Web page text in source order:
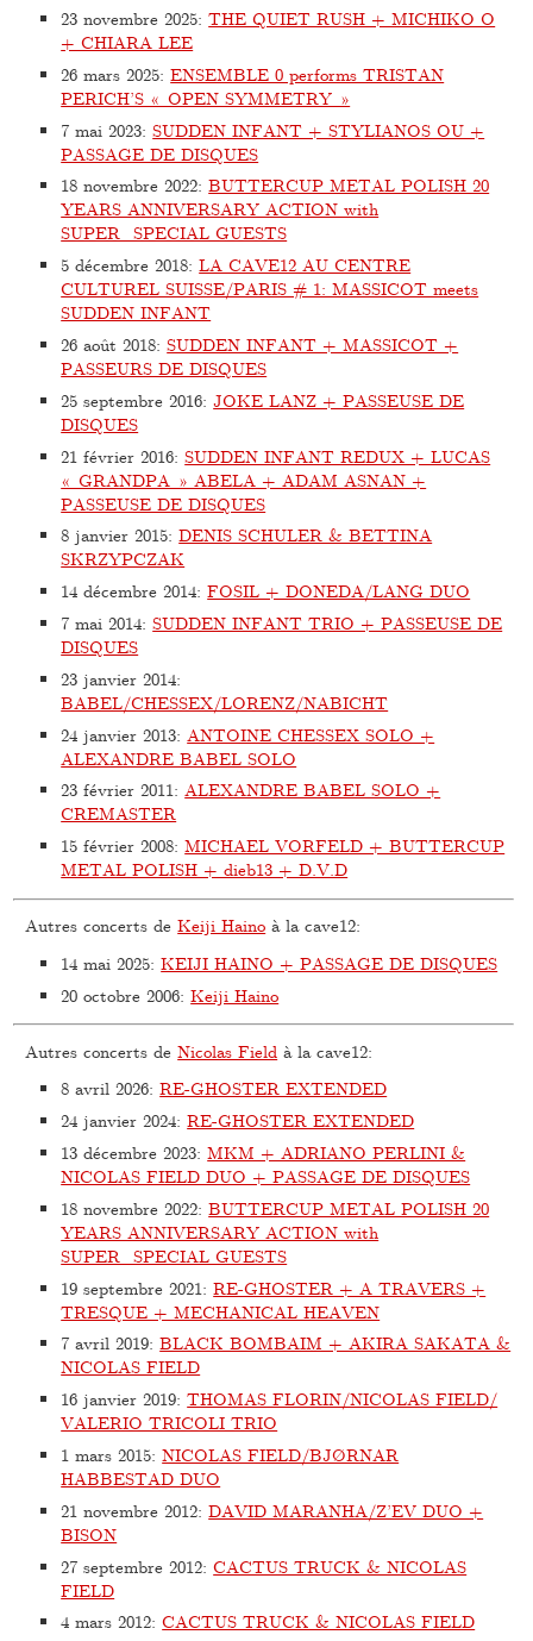
23 novembre 2025:THE QUIET RUSH + MICHIKO O
+ CHIARA LEE
26 mars 2025:ENSEMBLE 0 performs TRISTAN
PERICH’S « OPEN SYMMETRY »
7 mai 2023:SUDDEN INFANT + STYLIANOS OU +
PASSAGE DE DISQUES
18 novembre 2022:BUTTERCUP METAL POLISH 20
YEARS ANNIVERSARY ACTION with
SUPER_SPECIAL GUESTS
5 décembre 2018:LA CAVE12 AU CENTRE
CULTUREL SUISSE/PARIS # 1: MASSICOT meets
SUDDEN INFANT
26 août 2018:SUDDEN INFANT + MASSICOT +
PASSEURS DE DISQUES
25 septembre 2016:JOKE LANZ + PASSEUSE DE
DISQUES
21 février 2016:SUDDEN INFANT REDUX + LUCAS
« GRANDPA » ABELA + ADAM ASNAN +
PASSEUSE DE DISQUES
8 janvier 2015:DENIS SCHULER & BETTINA
SKRZYPCZAK
14 décembre 2014:FOSIL + DONEDA/LANG DUO
7 mai 2014:SUDDEN INFANT TRIO + PASSEUSE DE
DISQUES
23 janvier 2014:
BABEL/CHESSEX/LORENZ/NABICHT
24 janvier 2013: ANTOINE CHESSEX SOLO +
ALEXANDRE BABEL SOLO
23 février 2011:ALEXANDRE BABEL SOLO +
CREMASTER
15 février 2008:MICHAEL VORFELD + BUTTERCUP
METAL POLISH + dieb13 + D.V.D
Autres concerts deKeiji Haino à la cave12:
14 mai 2025:KEIJI HAINO + PASSAGE DE DISQUES
20 octobre 2006:Keiji Haino
Autres concerts deNicolas Field à la cave12:
8 avril 2026:RE-GHOSTER EXTENDED
24 janvier 2024:RE-GHOSTER EXTENDED
13 décembre 2023:MKM + ADRIANO PERLINI &
NICOLAS FIELD DUO + PASSAGE DE DISQUES
18 novembre 2022:BUTTERCUP METAL POLISH 20
YEARS ANNIVERSARY ACTION with
SUPER_SPECIAL GUESTS
19 septembre 2021:RE-GHOSTER + A TRAVERS +
TRESQUE + MECHANICAL HEAVEN
7 avril 2019:BLACK BOMBAIM + AKIRA SAKATA &
NICOLAS FIELD
16 janvier 2019:THOMAS FLORIN/NICOLAS FIELD/
VALERIO TRICOLI TRIO
1 mars 2015:NICOLAS FIELD/BJØRNAR
HABBESTAD DUO
21 novembre 2012:DAVID MARANHA/Z’EV DUO +
BISON
27 septembre 2012:CACTUS TRUCK & NICOLAS
FIELD
4 mars 2012:CACTUS TRUCK & NICOLAS FIELD